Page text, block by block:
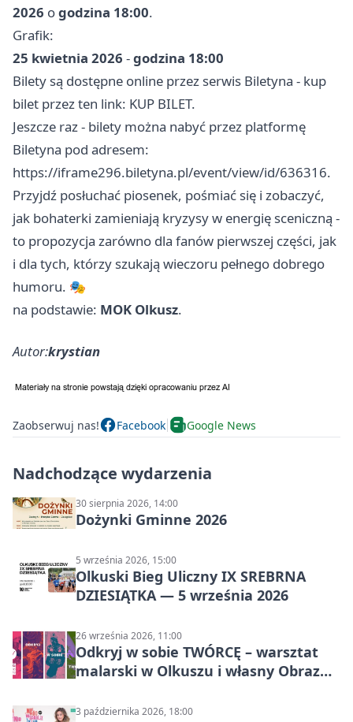
2026 ogodzina 18:00.
Grafik:
25 kwietnia 2026 -godzina 18:00
Bilety są dostępne online przez serwis Biletyna - kup
bilet przez ten link: KUP BILET.
Jeszcze raz - bilety można nabyć przez platformę
Biletyna pod adresem:
https://iframe296.biletyna.pl/event/view/id/636316.
Przyjdź posłuchać piosenek, pośmiać się i zobaczyć,
jak bohaterki zamieniają kryzysy w energię sceniczną -
to propozycja zarówno dla fanów pierwszej części, jak
i dla tych, którzy szukają wieczoru pełnego dobrego
humoru. 🎭
na podstawie: MOK Olkusz.
Autor:krystian
Zaobserwuj nas! Facebook Google News
Nadchodzące wydarzenia
30 sierpnia 2026, 14:00
Dożynki Gminne 2026
5 września 2026, 15:00
Olkuski Bieg Uliczny IX SREBRNA
DZIESIĄTKA — 5 września 2026
26 września 2026, 11:00
Odkryj w sobie TWÓRCĘ – warsztat
malarski w Olkuszu i własny Obraz
3 października 2026, 18:00